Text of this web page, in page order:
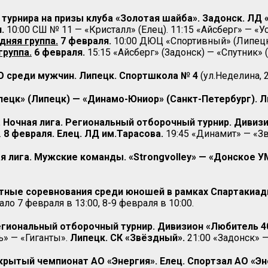
на призы клуба «Золотая шайба». Задонск. ЛД
10:00 СШ № 11 — «Кристалл» (Елец). 11:15 «Айсберг» —
группа. 7 февраля. 10:00 ДЮЦ «Спортивный»
6 февраля. 15:15 «Айсберг» (Задонск) — «Спутник»
мужчин. Липецк. Спортшкола № 4 (ул.Неделина,
(Липецк) — «Динамо-Юниор» (Санкт-Петербург).
лига. Региональный отборочный турнир.
8 февраля. Елец. ЛД им.Тарасова. 19:45 «Динамит» —
лига. Мужские команды. «Strongvolley» — «Донское
соревнования среди юношей в рамках
7 февраля в 13:00, 8-9 февраля в 10:00.
отборочный турнир. Дивизион «Любитель
— «Гиганты». Липецк. СК «Звёздный». 21:00 «Задонск»
чемпионат АО «Энергия». Елец. Спортзал АО